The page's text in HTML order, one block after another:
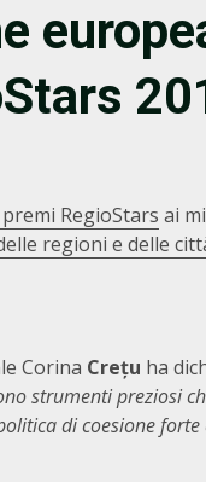
RegioStars ai
regioni e delle
Corina Crețu ha
strumenti preziosi
di coesione